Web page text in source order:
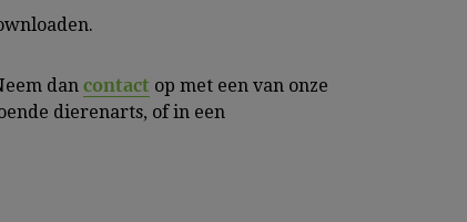
dan contact op met een van onze
dierenarts, of in een